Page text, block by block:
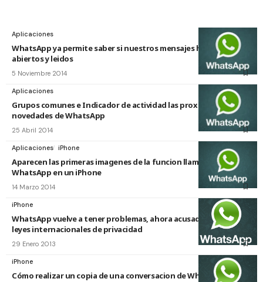
Aplicaciones
WhatsApp ya permite saber si nuestros mensajes han sido
abiertos y leidos
5 Noviembre 2014
Aplicaciones
Grupos comunes e Indicador de actividad las proximas
novedades de WhatsApp
25 Abril 2014
Aplicaciones iPhone
Aparecen las primeras imagenes de la funcion llamada en
WhatsApp en un iPhone
14 Marzo 2014
iPhone
WhatsApp vuelve a tener problemas, ahora acusado de violar
leyes internacionales de privacidad
29 Enero 2013
iPhone
Cómo realizar un copia de una conversacion de WhatsApp en tu